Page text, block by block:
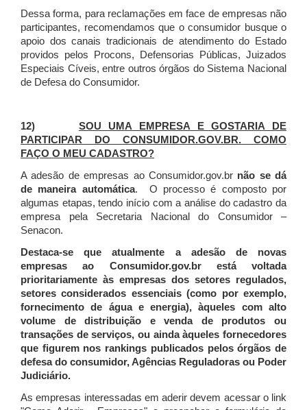
Dessa forma, para reclamações em face de empresas não
participantes, recomendamos que o consumidor busque o
apoio dos canais tradicionais de atendimento do Estado
providos pelos Procons, Defensorias Públicas, Juizados
Especiais Cíveis, entre outros órgãos do Sistema Nacional
de Defesa do Consumidor.
12) SOU UMA EMPRESA E GOSTARIA DE
PARTICIPAR DO CONSUMIDOR.GOV.BR. COMO
FAÇO O MEU CADASTRO?
A adesão de empresas ao Consumidor.gov.br não se dá
de maneira automática. O processo é composto por
algumas etapas, tendo início com a análise do cadastro da
empresa pela Secretaria Nacional do Consumidor –
Senacon.
Destaca-se que atualmente a adesão de novas
empresas ao Consumidor.gov.br está voltada
prioritariamente às empresas dos setores regulados,
setores considerados essenciais (como por exemplo,
fornecimento de água e energia), àqueles com alto
volume de distribuição e venda de produtos ou
transações de serviços, ou ainda àqueles fornecedores
que figurem nos rankings publicados pelos órgãos de
defesa do consumidor, Agências Reguladoras ou Poder
Judiciário.
As empresas interessadas em aderir devem acessar o link